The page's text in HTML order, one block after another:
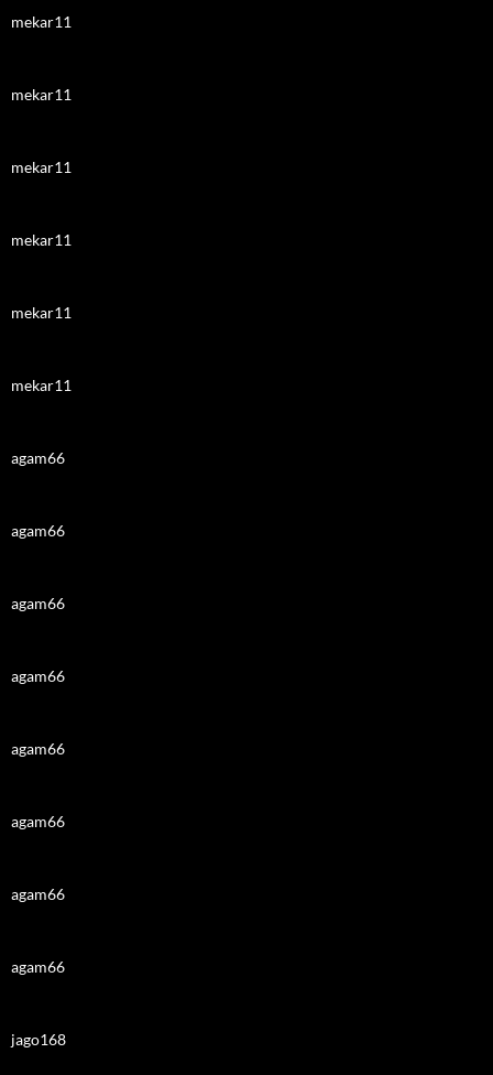
mekar11
mekar11
mekar11
mekar11
mekar11
mekar11
agam66
agam66
agam66
agam66
agam66
agam66
agam66
agam66
jago168